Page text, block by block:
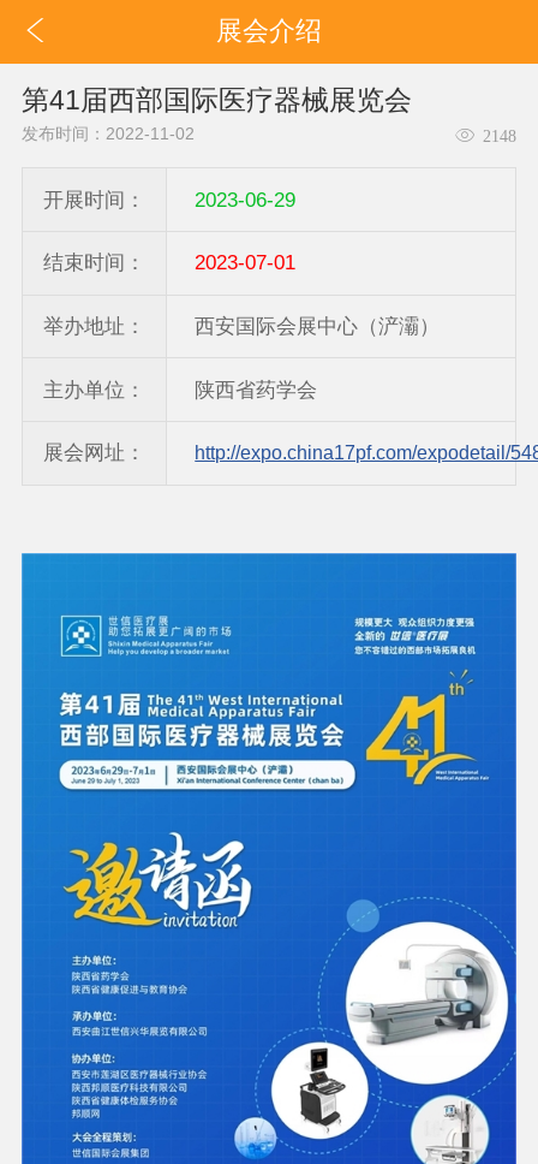
展会介绍
第41届西部国际医疗器械展览会
发布时间：2022-11-02 2148
开展时间： 2023-06-29
结束时间： 2023-07-01
举办地址： 西安国际会展中心（浐灞）
主办单位： 陕西省药学会
展会网址： http://expo.china17pf.com/expodetail/